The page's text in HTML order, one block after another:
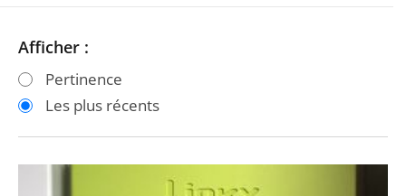
Passer
les
filtres
Passer
les
filtres
Afficher :
Pertinence
Les plus récents